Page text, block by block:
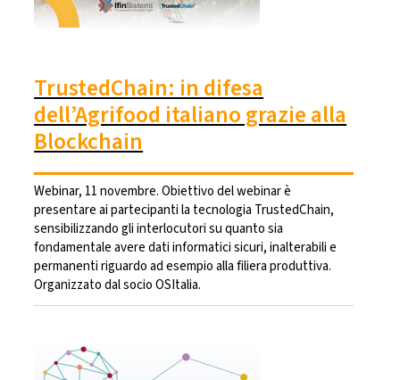
TrustedChain: in difesa
dell’Agrifood italiano grazie alla
Blockchain
Webinar, 11 novembre. Obiettivo del webinar è
presentare ai partecipanti la tecnologia TrustedChain,
sensibilizzando gli interlocutori su quanto sia
fondamentale avere dati informatici sicuri, inalterabili e
permanenti riguardo ad esempio alla filiera produttiva.
Organizzato dal socio OSItalia.